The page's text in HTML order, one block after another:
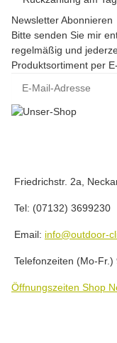
Newsletter Abonnieren
Bitte senden Sie mir
regelmäßig und
Produktsortiment per
Friedrichstr. 2a,
Tel: (07132) 3699230
Email: info@outdoor-
Telefonzeiten (Mo-
Öffnungszeiten Shop